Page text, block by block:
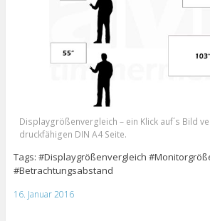
Displaygrößenvergleich – ein Klick auf´s Bild
druckfähigen DIN A4 Seite.
Tags: #Displaygrößenvergleich
#Betrachtungsabstand
16. Januar 2016